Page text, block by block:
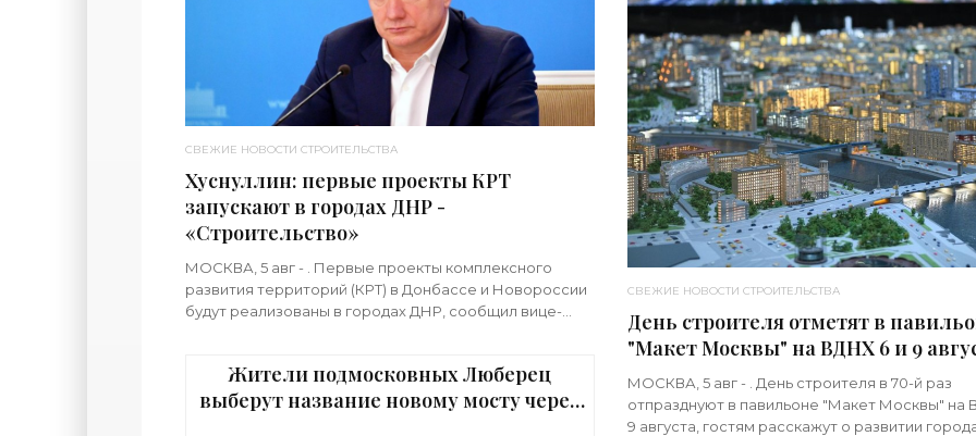
СВЕЖИЕ НОВОСТИ СТРОИТЕЛЬСТВА
Хуснуллин: первые проекты КРТ
запускают в городах ДНР -
«Строительство»
МОСКВА, 5 авг - . Первые проекты комплексного
развития территорий (КРТ) в Донбассе и Новороссии
будут реализованы в городах ДНР, сообщил вице-
СВЕЖИЕ НОВОСТИ СТРОИТЕЛЬСТВА
День строителя отметят в
"Макет Москвы" на ВДНХ 6 и 9
«Строительство»
МОСКВА, 5 авг - . День строителя в 70-й раз
отпразднуют в павильоне "Макет Москвы" на
9 августа, гостям расскажут о развитии
Жители подмосковных Люберец
выберут название новому мосту через